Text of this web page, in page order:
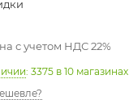
с учетом НДС 22%
: 3375 в 10 магазинах